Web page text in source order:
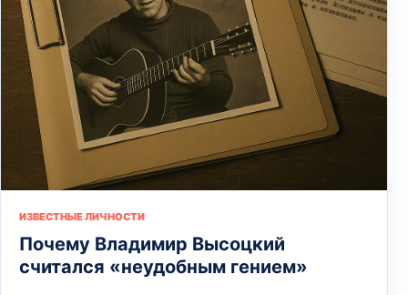
ИЗВЕСТНЫЕ ЛИЧНОСТИ
Почему Владимир Высоцкий
считался «неудобным гением»